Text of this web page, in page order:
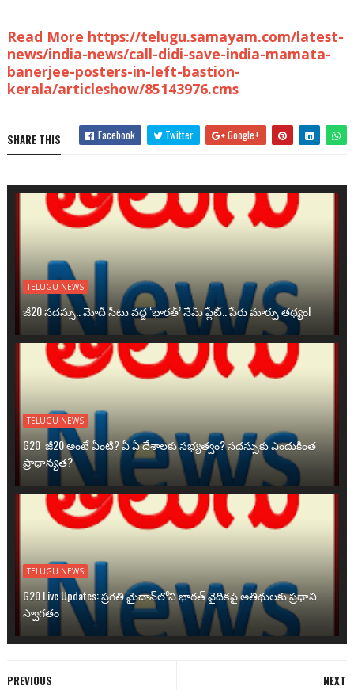
Read More https://telugu.samayam.com/latest-
news/india-news/call-didi-save-india-mamata-
banerjee-posters-in-left-bastion-
kerala/articleshow/85143976.cms
SHARE THIS Facebook Twitter Google+
TELUGU NEWS
జీ20 సదస్సు.. మోదీ సీటు వద్ద ‘భారత్’ నేమ్ ప్లేట్‌.. పేరు మార్పు తథ్యం!
TELUGU NEWS
G20: జీ20 అంటే ఏంటి? ఏ ఏ దేశాలకు సభ్యత్వం? సదస్సుకు ఎందుకింత
ప్రాధాన్యత?
TELUGU NEWS
G20 Live Updates: ప్రగతి మైదాన్‌లోని భారత్ వైదికపై అతిథులకు ప్రధాని
స్వాగతం
NEXT
PREVIOUS